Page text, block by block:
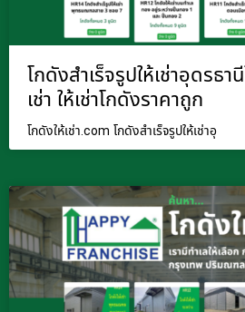
โกดังสำเร็จรูปให้เช่าอุดรธา
เช่า ให้เช่าโกดังราคาถูก
โกดังให้เช่า.com โกดังสำเร็จรูปให้เช่าอุ